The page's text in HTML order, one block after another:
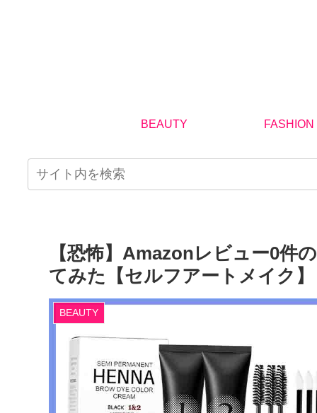
BEAUTY FASHION
【恐怖】Amazonレビュー0件
てみた【セルフアートメイク】
BEAUTY